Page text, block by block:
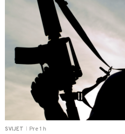
SVIJET Pre 1 h